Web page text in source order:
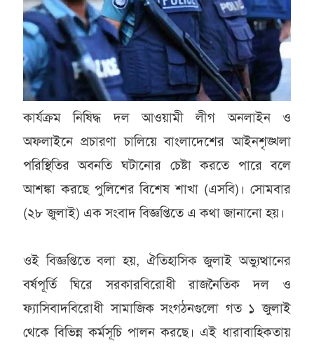
কার্যক্রম নিষিদ্ধ দল আওয়ামী লীগ অনলাইন ও
অফলাইনে প্রচারণা চালিয়ে বাংলাদেশের আইনশৃঙ্খলা
পরিস্থিতির অবনতি ঘটানোর চেষ্টা করতে পারে বলে
আশঙ্কা করছে পুলিশের বিশেষ শাখা (এসবি)। সোমবার
(২৮ জুলাই) এক সংবাদ বিজ্ঞপ্তিতে এ কথা জানানো হয়।
ওই বিজ্ঞপ্তিতে বলা হয়, ঐতিহাসিক জুলাই অভ্যুত্থানের
বর্ষপূর্তি ঘিরে সরকারবিরোধী রাজনৈতিক দল ও
ফ্যাসিবাদবিরোধী সামাজিক সংগঠনগুলো গত ১ জুলাই
থেকে বিভিন্ন কর্মসূচি পালন করছে। এই ধারাবাহিকতায়